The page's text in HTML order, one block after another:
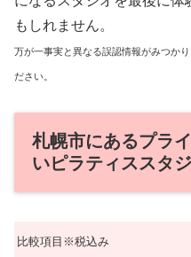
もしれません。
万が一事実と異なる誤認情報がみつか
ださい。
札幌市にあるプラ
いピラティススタ
比較項目※税込み